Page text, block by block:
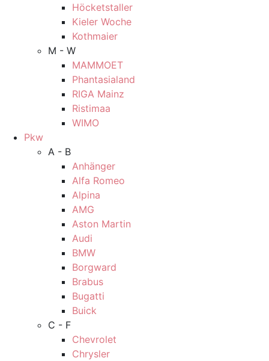
Höcketstaller
Kieler Woche
Kothmaier
M - W
MAMMOET
Phantasialand
RIGA Mainz
Ristimaa
WIMO
Pkw
A - B
Anhänger
Alfa Romeo
Alpina
AMG
Aston Martin
Audi
BMW
Borgward
Brabus
Bugatti
Buick
C - F
Chevrolet
Chrysler